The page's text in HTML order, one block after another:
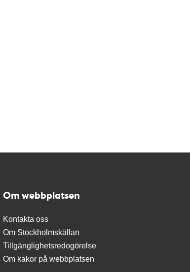
Om webbplatsen
Kontakta oss
Om Stockholmskällan
Tillgänglighetsredogörelse
Om kakor på webbplatsen